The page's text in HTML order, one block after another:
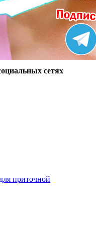
сетях
приточной